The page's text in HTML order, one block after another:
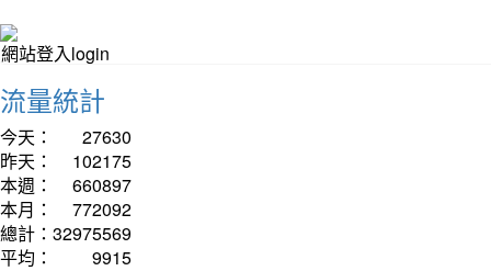
網站登入login
流量統計
今天：
27630
昨天：
102175
本週：
660897
本月：
772092
總計： 32975569
平均：
9915